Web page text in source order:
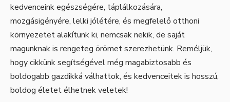
kedvenceink egészségére, táplálkozására,
mozgásigényére, lelki jólétére, és megfelelő otthoni
környezetet alakítunk ki, nemcsak nekik, de saját
magunknak is rengeteg örömet szerezhetünk. Reméljük,
hogy cikkünk segítségével még magabiztosabb és
boldogabb gazdikká válhattok, és kedvenceitek is hosszú,
boldog életet élhetnek veletek!